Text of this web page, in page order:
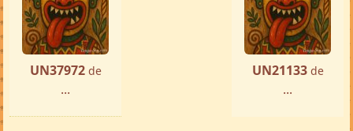
UN37972 de
...
UN21133 de
...